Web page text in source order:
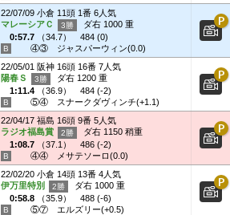
22/07/09 小倉 11頭 1番 6人気
マレーシアＣ
ダ右 1000 重
0:57.7 （34.7）
484 (0)
④③
ジャスパーウィン(0.0)
22/05/01 阪神 16頭 16番 7人気
陽春Ｓ
ダ右 1200 重
1:11.4 （36.9）
484 (-2)
⑤④
スナークダヴィンチ(+1.1)
22/04/17 福島 16頭 9番 5人気
ラジオ福島賞
ダ右 1150 稍重
1:08.7 （37.1 ）
486 (-2)
④④
メサテソーロ(0.0)
22/02/20 小倉 14頭 13番 4人気
伊万里特別
ダ右 1000 重
0:58.8 （35.9）
488 (-6)
⑤⑦
エルズリー(+0.5)